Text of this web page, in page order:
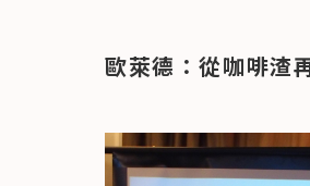
歐萊德：從咖啡渣